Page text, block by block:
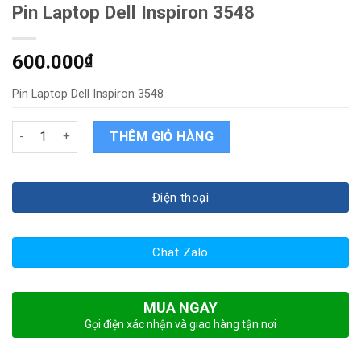
Pin Laptop Dell Inspiron 3548
600.000₫
Pin Laptop Dell Inspiron 3548
Pin Laptop Dell Inspiron 3548 quantity
THÊM GIỎ HÀNG
Điện thoại
Chat Zalo
MUA NGAY
Gọi điện xác nhận và giao hàng tận nơi